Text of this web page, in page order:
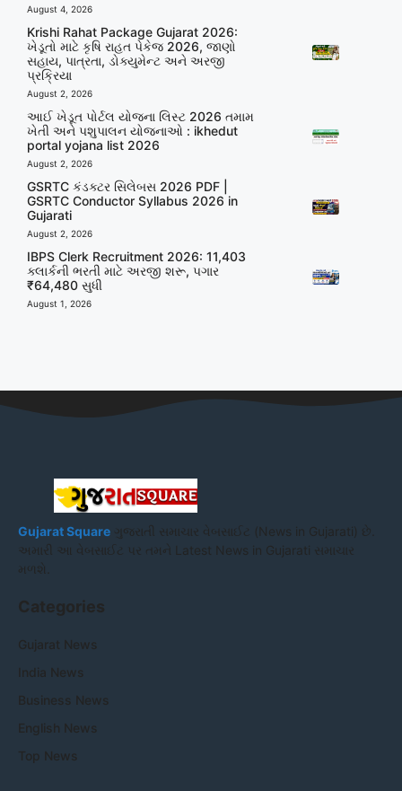
August 4, 2026
Krishi Rahat Package Gujarat 2026:
ખેડૂતો માટે કૃષિ રાહત પેકેજ 2026, જાણો
સહાય, પાત્રતા, ડોક્યુમેન્ટ અને અરજી
પ્રક્રિયા
August 2, 2026
આઈ ખેડૂત પોર્ટલ યોજના લિસ્ટ 2026 તમામ
ખેતી અને પશુપાલન યોજનાઓ : ikhedut
portal yojana list 2026
August 2, 2026
GSRTC કંડક્ટર સિલેબસ 2026 PDF |
GSRTC Conductor Syllabus 2026 in
Gujarati
August 2, 2026
IBPS Clerk Recruitment 2026: 11,403
ક્લાર્કની ભરતી માટે અરજી શરૂ, પગાર
₹64,480 સુધી
August 1, 2026
Gujarat Square ગુજરાતી સમાચાર વેબસાઈટ (News in Gujarati) છે.
અમારી આ વેબસાઈટ પર તમને Latest News in Gujarati સમાચાર
મળશે.
Categories
Gujarat News
India News
Business News
English News
Top News